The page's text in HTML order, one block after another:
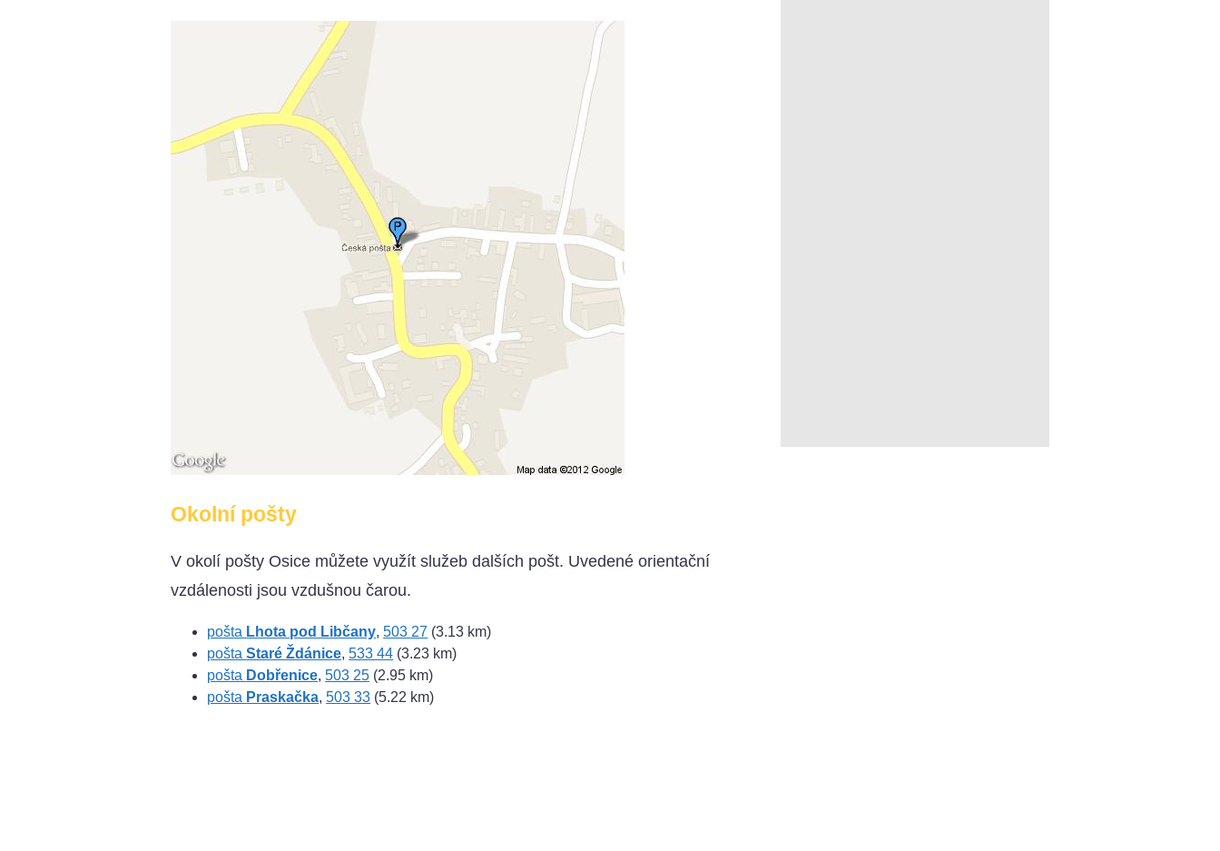
Okolní pošty
V okolí pošty Osice můžete využít služeb dalších pošt. Uvedené orientační
vzdálenosti jsou vzdušnou čarou.
pošta Lhota pod Libčany,503 27 (3.13 km)
poštaStaré Ždánice,533 44 (3.23 km)
pošta Dobřenice,503 25 (2.95 km)
pošta Praskačka,503 33 (5.22 km)